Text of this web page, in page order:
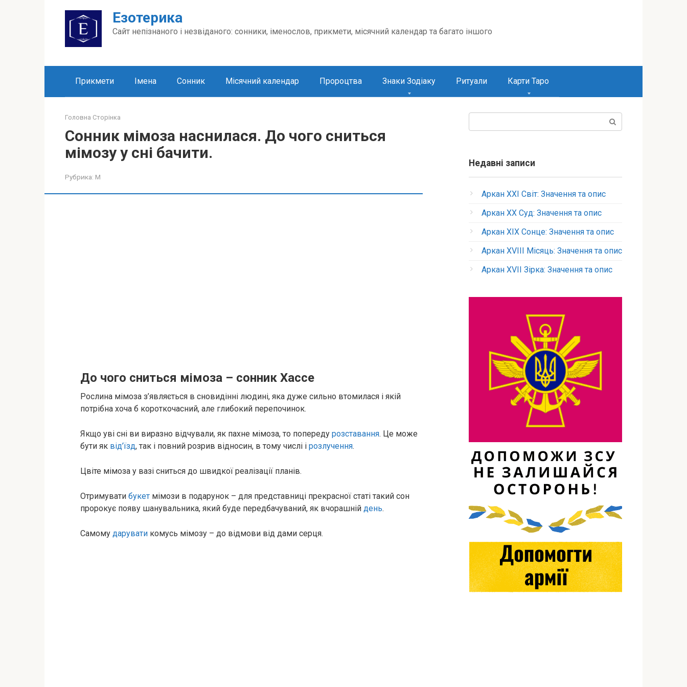
Езотерика
Сайт непізнаного і незвіданого: сонники, іменослов, прикмети, місячний календар та багато іншого
Прикмети Імена Сонник Місячний календар Пророцтва Знаки Зодіаку Ритуали Карти Таро
Головна Сторінка
Сонник мімоза наснилася. До чого сниться
мімозу у сні бачити.
Рубрика: М
До чого сниться мімоза – сонник Хассе
Рослина мімоза з’являється в сновидінні людині, яка дуже сильно втомилася і якій
потрібна хоча б короткочасний, але глибокий перепочинок.
Якщо уві сні ви виразно відчували, як пахне мімоза, то попереду розставання. Це може
бути як від’їзд, так і повний розрив відносин, в тому числі і розлучення.
Цвіте мімоза у вазі сниться до швидкої реалізації планів.
Отримувати букет мімози в подарунок – для представниці прекрасної статі такий сон
пророкує появу шанувальника, який буде передбачуваний, як вчорашній день.
Самому дарувати комусь мімозу – до відмови від дами серця.
Недавні записи
Аркан XXI Світ: Значення та опис
Аркан XX Суд: Значення та опис
Аркан XIX Сонце: Значення та опис
Аркан XVIII Місяць: Значення та опис
Аркан XVII Зірка: Значення та опис